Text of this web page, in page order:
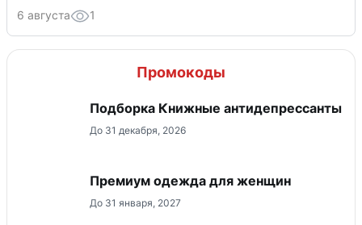
6 августа 1
Промокоды
Подборка Книжные антидепрессанты
До 31 декабря, 2026
Премиум одежда для женщин
До 31 января, 2027